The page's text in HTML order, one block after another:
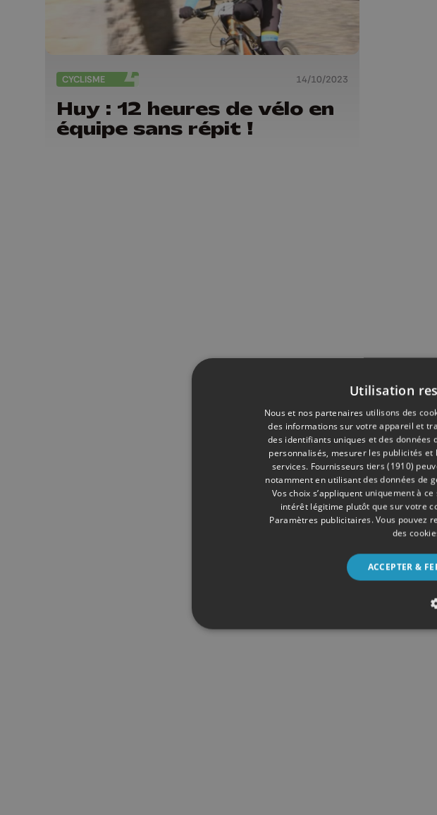
CYCLISME 14/10/2023
Huy : 12 heures de vélo en
équipe sans répit !
Utilisation
Nous et nos partenaires utilisons des
des informations sur votre appareil et
des identifiants uniques et des
personnalisés, mesurer les publicités et
services. Fournisseurs tiers (1910)
notamment en utilisant des données de
Vos choix s’appliquent uniquement à
intérêt légitime plutôt que sur votre
Paramètres publicitaires. Vous pouvez
des
ACCEPTER &